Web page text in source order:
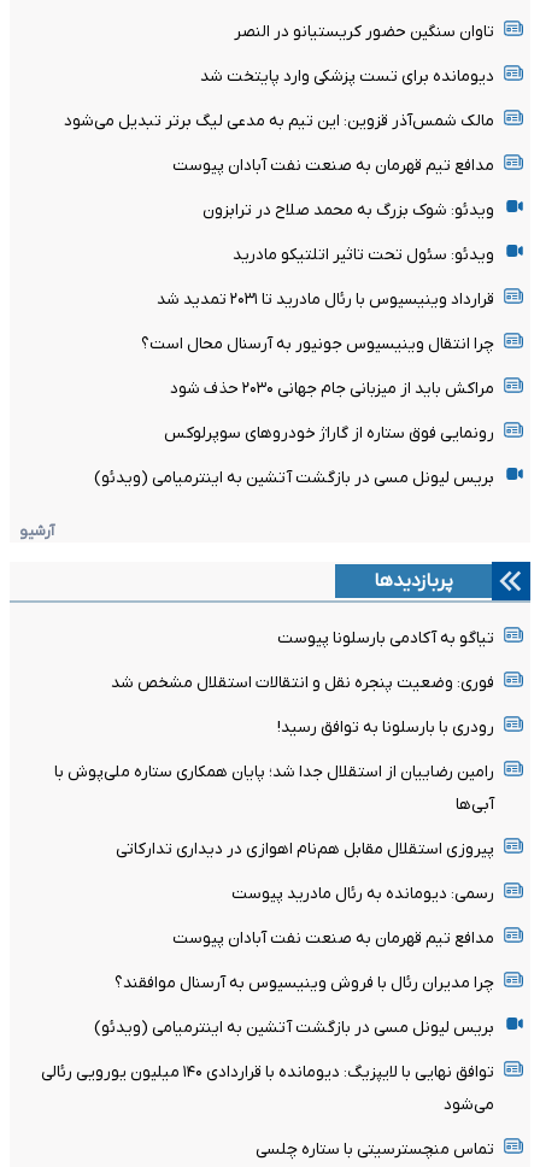
تاوان سنگین حضور کریستیانو در النصر
دیومانده برای تست پزشکی وارد پایتخت شد
مالک شمس‌آذر قزوین: این تیم به مدعی لیگ برتر تبدیل می‌شود
مدافع تیم قهرمان به صنعت نفت آبادان پیوست
ویدئو: شوک بزرگ به محمد صلاح در ترابزون
ویدئو: سئول تحت تاثیر اتلتیکو مادرید
قرارداد وینیسیوس با رئال مادرید تا ۲۰۳۱ تمدید شد
چرا انتقال وینیسیوس جونیور به آرسنال محال است؟
مراکش باید از میزبانی جام جهانی ۲۰۳۰ حذف شود
رونمایی فوق ستاره از گاراژ خودروهای سوپرلوکس
بریس لیونل مسی در بازگشت آتشین به اینترمیامی (ویدئو)
آرشیو
پربازدیدها
تیاگو به آکادمی بارسلونا پیوست
فوری: وضعیت پنجره نقل و انتقالات استقلال مشخص شد
رودری با بارسلونا به توافق رسید!
رامین رضاییان از استقلال جدا شد؛ پایان همکاری ستاره ملی‌پوش با
آبی‌ها
پیروزی استقلال مقابل هم‌نام اهوازی در دیداری تدارکاتی
رسمی: دیومانده به رئال مادرید پیوست
مدافع تیم قهرمان به صنعت نفت آبادان پیوست
چرا مدیران رئال با فروش وینیسیوس به آرسنال موافقند؟
بریس لیونل مسی در بازگشت آتشین به اینترمیامی (ویدئو)
توافق نهایی با لایپزیگ: دیومانده با قراردادی ۱۴۰ میلیون یورویی رئالی
می‌شود
تماس منچسترسیتی با ستاره چلسی